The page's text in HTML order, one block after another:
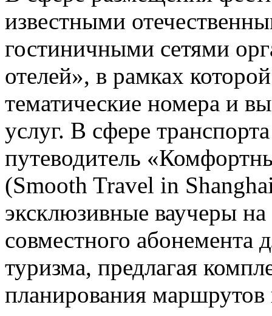
известными
гостиничными сетями
отелей», в рамках
тематические номера и
услуг. В сфере
путеводитель
(Smooth Travel in
эксклюзивные ваучеры
совместного абонемента
туризма, предлагая
планирования маршрутов